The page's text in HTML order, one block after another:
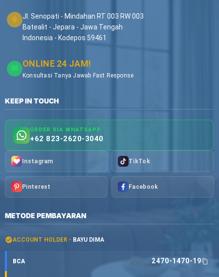
Jl. Senopati - Mindahan RT 003 RW 003
Batealit - Jepara - Jawa Tengah
Indonesia - Kodepos 59461
ONLINE 24 JAM!
Konsultasi Tanya Jawab Fast Response
KEEP IN TOUCH
ORDER VIA WHATSAPP
+62 823-2620-3040
Instagram TikTok
Pinterest Facebook
METODE PEMBAYARAN
ACCOUNT HOLDER - BAYU DIMA
BCA 2470-1470-19